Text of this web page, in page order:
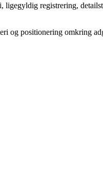
ligegyldig registrering,
og positionering omkring